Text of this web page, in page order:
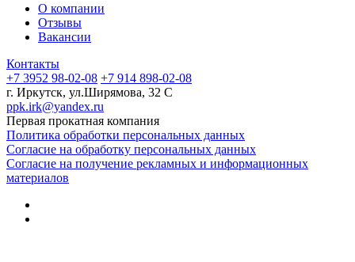
О компании
Отзывы
Вакансии
Контакты
+7 3952 98-02-08 +7 914 898-02-08
г. Иркутск, ул.Ширямова, 32 С
ppk.irk@yandex.ru
Первая прокатная компания
Политика обработки персональных данных
Согласие на обработку персональных данных
Согласие на получение рекламных и информационных
материалов